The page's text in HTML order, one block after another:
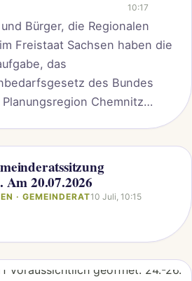
10:17
Bürger, die Regionalen
Freistaat Sachsen haben die
das
des Bundes
Chemnitz
Bereits im Jahr 2024
der beiden Gemeinden
– im Zuge...
20.07.2026
· GEMEINDERAT10 Juli, 10:15